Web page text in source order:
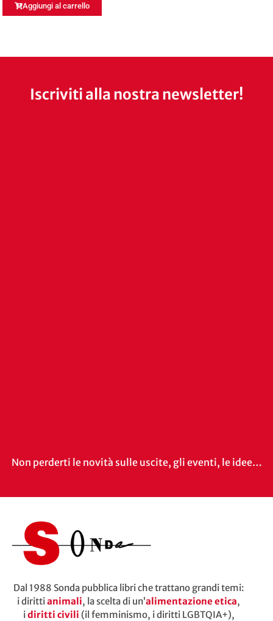
Aggiungi al carrello
Iscriviti alla nostra newsletter!
Non perderti le novità sulle uscite, gli eventi, le idee…
Dal 1988 Sonda pubblica libri che trattano grandi temi:
i dirittianimali, la scelta di un’alimentazione etica,
idiritti civili (il femminismo, i diritti LGBTQIA+),